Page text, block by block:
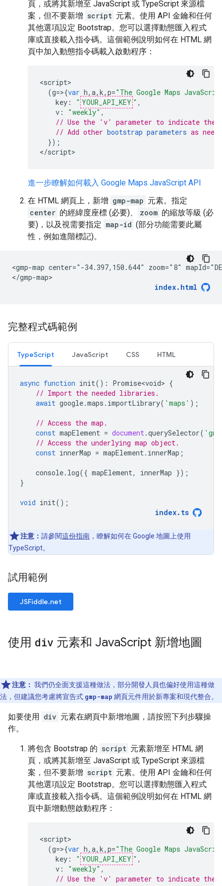
頁，或將其新增至 JavaScript 或 TypeScript 來源檔
案，但不要新增 script 元素。使用 API 金鑰和任何
其他選項設定 Bootstrap。您可以選擇動態匯入程式
庫或直接載入指令碼。這個範例說明如何在 HTML 網
頁中加入動態指令碼載入啟動程序：
<script
(g=>{var h, a, k, p="The Google Maps
key : " YOUR_API_KEY " ,
v : "weekly" ,
// Use the 'v' parameter to indicate the
// Add other bootstrap parameters as
});
</script>
進一步瞭解如何載入 Google Maps JavaScript API
在 HTML 網頁上，新增 gmp-map 元素。指定
center 的經緯度座標 (必要)、 zoom 的縮放等級 (必
要)，以及視需要指定 map-id (部分功能需要此屬
性，例如進階標記)。
<gmp-map center="-34.397,150.644" zoom="8"
</gmp-map>
index.html
完整程式碼範例
TypeScript JavaScript CSS HTML
async function init() : Promise<void> {
// Import the needed libraries.
await google.maps . importLibrary( 'maps' );
// Access the map.
const mapElement = document.querySelector(
// Access the underlying map object.
const innerMap = mapElement. innerMap ;
console. log({ mapElement, innerMap });
}
void init();
index. ts
注意： 請參閱這份指南 ，瞭解如何在 Google 地圖上使用
TypeScript。
試用範例
JSFiddle.net
使用 div 元素和 JavaScript 新增地圖
注意： 我們仍全面支援這種做法，部分開發人員也偏好使用這種做
法，但建議您考慮將宣告式 gmp-map 網頁元件用於新專案和現代整合。
如要使用 div 元素在網頁中新增地圖，請按照下列步驟操
作。
將包含 Bootstrap 的 script 元素新增至 HTML 網
頁，或將其新增至 JavaScript 或 TypeScript 來源檔
案，但不要新增 script 元素。使用 API 金鑰和任何
其他選項設定 Bootstrap。您可以選擇動態匯入程式
庫或直接載入指令碼。這個範例說明如何在 HTML 網
頁中新增動態啟動程序：
<script
(g=>{var h, a, k, p="The Google Maps
key : " YOUR_API_KEY " ,
v : "weekly" ,
// Use the 'v' parameter to indicate the